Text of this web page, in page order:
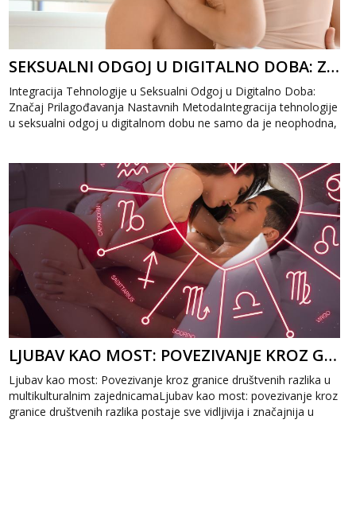
SEKSUALNI ODGOJ U DIGITALNO DOBA: ZNAČAJ PRILAGOĐAVANJA NASTAVNIH METODA
Integracija Tehnologije u Seksualni Odgoj u Digitalno Doba:
Značaj Prilagođavanja Nastavnih MetodaIntegracija tehnologije
u seksualni odgoj u digitalnom dobu ne samo da je neophodna,
LJUBAV KAO MOST: POVEZIVANJE KROZ GRANICE DRUŠTVENIH RAZLIKA
Ljubav kao most: Povezivanje kroz granice društvenih razlika u
multikulturalnim zajednicamaLjubav kao most: povezivanje kroz
granice društvenih razlika postaje sve vidljivija i značajnija u